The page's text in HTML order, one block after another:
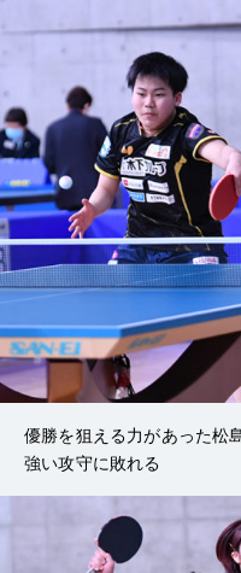
優勝を狙える力があった松
強い攻守に敗れる